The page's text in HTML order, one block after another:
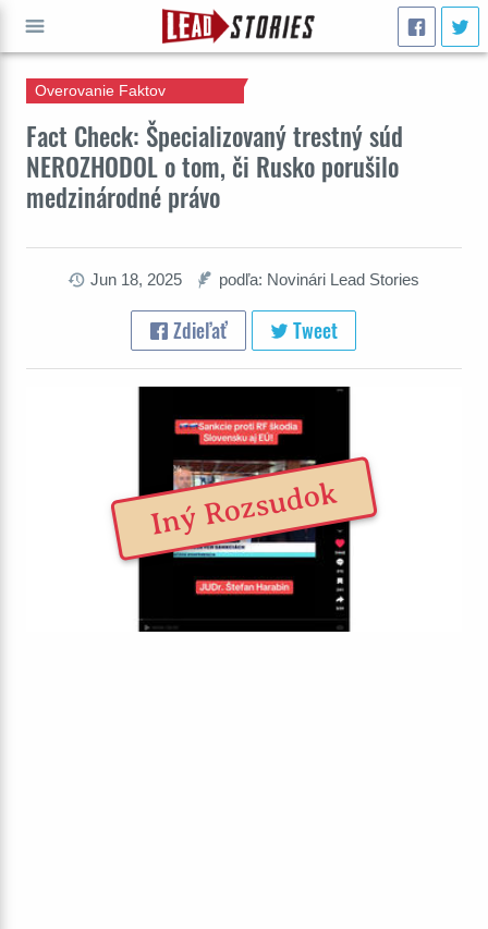
Fact Check: Špecializovaný trestný súd
NEROZHODOL o tom, či Rusko porušilo
medzinárodné právo
Overovanie Faktov
Jun 18, 2025 podľa: Novinári Lead Stories
Zdieľať Tweet
Iný Rozsudok
ÍSŤ